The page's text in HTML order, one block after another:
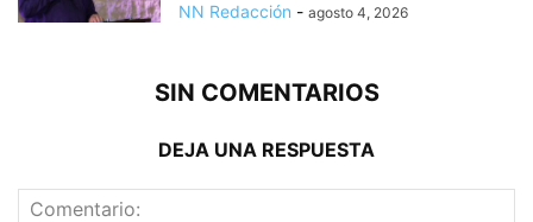
NN Redacción - agosto 4, 2026
SIN COMENTARIOS
DEJA UNA RESPUESTA